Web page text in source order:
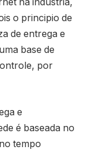
o principio de
de entrega e
base de
por
e
é baseada no
tempo